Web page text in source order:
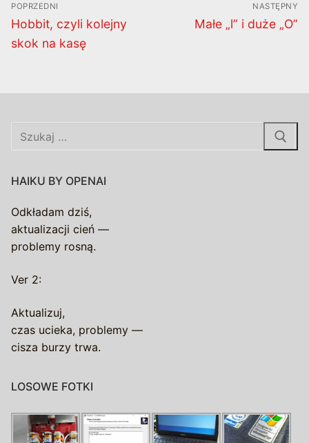
wpisu
POPRZEDNI
Poprzedni
wpis:
Hobbit, czyli kolejny
skok na kasę
NASTĘPNY
Następny
Małe „l” i duże „O”
Szukaj:
HAIKU BY OPENAI
Odkładam dziś,
aktualizacji cień —
problemy rosną.
Ver 2:
Aktualizuj,
czas ucieka, problemy —
cisza burzy trwa.
LOSOWE FOTKI